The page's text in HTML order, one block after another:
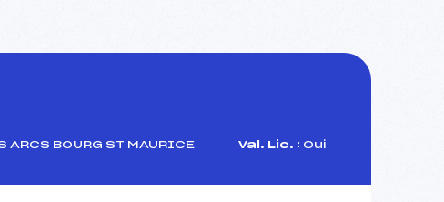
ARCS BOURG ST MAURICE Val. Lic. : Oui